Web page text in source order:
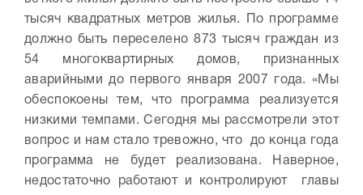
тысяч квадратных метров жилья. По программе
должно быть переселено 873 тысяч граждан из
54 многоквартирных домов, признанных
аварийными до первого января 2007 года. «Мы
обеспокоены тем, что программа реализуется
низкими темпами. Сегодня мы рассмотрели этот
вопрос и нам стало тревожно, что до конца года
программа не будет реализована. Наверное,
недостаточно работают и контролируют главы